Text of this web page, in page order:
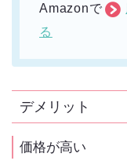
Amazonで
る
デメリット
価格が高い